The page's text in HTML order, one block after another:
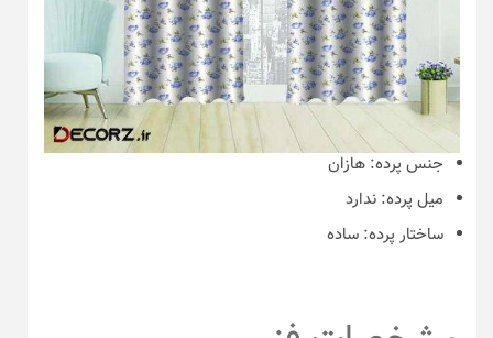
جنس پرده: هازان
میل پرده: ندارد
ساختار پرده: ساده